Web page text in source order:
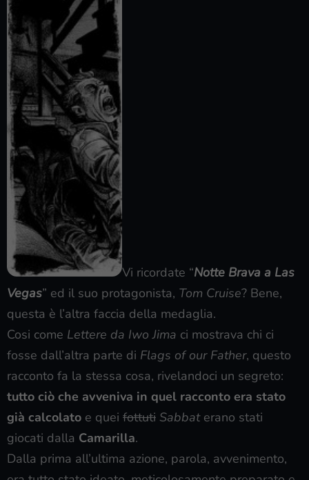
Vi ricordate “Notte Brava a Las
Vegas” ed il suo protagonista, Tom Cruise? Bene,
questa è l’altra faccia della medaglia.
Cosi come Lettere da Iwo Jima ci mostrava chi ci
fosse dall’altra parte di Flags of our Father, questo
racconto fa la stessa cosa, rivelandoci un segreto:
tutto ciò che avveniva in quel racconto era stato
già calcolato e quei fottuti Sabbaterano stati
giocati dalla Camarilla.
Dalla prima all’ultima azione, parola, avvenimento,